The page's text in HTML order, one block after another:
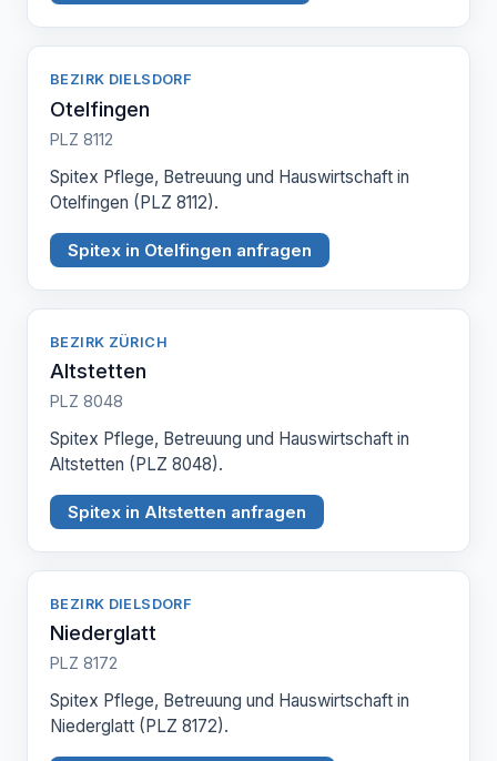
BEZIRK DIELSDORF
Otelfingen
PLZ 8112
Spitex Pflege, Betreuung und Hauswirtschaft in
Otelfingen (PLZ 8112).
Spitex in Otelfingen anfragen
BEZIRK ZÜRICH
Altstetten
PLZ 8048
Spitex Pflege, Betreuung und Hauswirtschaft in
Altstetten (PLZ 8048).
Spitex in Altstetten anfragen
BEZIRK DIELSDORF
Niederglatt
PLZ 8172
Spitex Pflege, Betreuung und Hauswirtschaft in
Niederglatt (PLZ 8172).